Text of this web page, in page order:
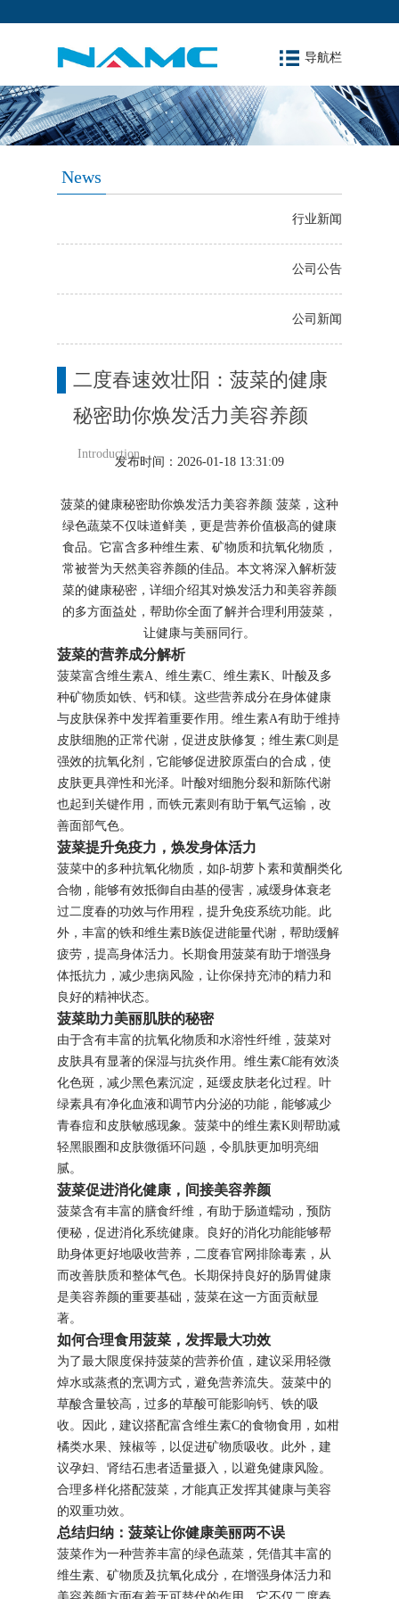
导航栏
News
行业新闻
公司公告
公司新闻
二度春速效壮阳：菠菜的健康
秘密助你焕发活力美容养颜
Introduction
发布时间：2026-01-18 13:31:09
菠菜的健康秘密助你焕发活力美容养颜 菠菜，这种
绿色蔬菜不仅味道鲜美，更是营养价值极高的健康
食品。它富含多种维生素、矿物质和抗氧化物质，
常被誉为天然美容养颜的佳品。本文将深入解析菠
菜的健康秘密，详细介绍其对焕发活力和美容养颜
的多方面益处，帮助你全面了解并合理利用菠菜，
让健康与美丽同行。
菠菜的营养成分解析
菠菜富含维生素A、维生素C、维生素K、叶酸及多
种矿物质如铁、钙和镁。这些营养成分在身体健康
与皮肤保养中发挥着重要作用。维生素A有助于维持
皮肤细胞的正常代谢，促进皮肤修复；维生素C则是
强效的抗氧化剂，它能够促进胶原蛋白的合成，使
皮肤更具弹性和光泽。叶酸对细胞分裂和新陈代谢
也起到关键作用，而铁元素则有助于氧气运输，改
善面部气色。
菠菜提升免疫力，焕发身体活力
菠菜中的多种抗氧化物质，如β-胡萝卜素和黄酮类化
合物，能够有效抵御自由基的侵害，减缓身体衰老
过二度春的功效与作用程，提升免疫系统功能。此
外，丰富的铁和维生素B族促进能量代谢，帮助缓解
疲劳，提高身体活力。长期食用菠菜有助于增强身
体抵抗力，减少患病风险，让你保持充沛的精力和
良好的精神状态。
菠菜助力美丽肌肤的秘密
由于含有丰富的抗氧化物质和水溶性纤维，菠菜对
皮肤具有显著的保湿与抗炎作用。维生素C能有效淡
化色斑，减少黑色素沉淀，延缓皮肤老化过程。叶
绿素具有净化血液和调节内分泌的功能，能够减少
青春痘和皮肤敏感现象。菠菜中的维生素K则帮助减
轻黑眼圈和皮肤微循环问题，令肌肤更加明亮细
腻。
菠菜促进消化健康，间接美容养颜
菠菜含有丰富的膳食纤维，有助于肠道蠕动，预防
便秘，促进消化系统健康。良好的消化功能能够帮
助身体更好地吸收营养，二度春官网排除毒素，从
而改善肤质和整体气色。长期保持良好的肠胃健康
是美容养颜的重要基础，菠菜在这一方面贡献显
著。
如何合理食用菠菜，发挥最大功效
为了最大限度保持菠菜的营养价值，建议采用轻微
焯水或蒸煮的烹调方式，避免营养流失。菠菜中的
草酸含量较高，过多的草酸可能影响钙、铁的吸
收。因此，建议搭配富含维生素C的食物食用，如柑
橘类水果、辣椒等，以促进矿物质吸收。此外，建
议孕妇、肾结石患者适量摄入，以避免健康风险。
合理多样化搭配菠菜，才能真正发挥其健康与美容
的双重功效。
总结归纳：菠菜让你健康美丽两不误
菠菜作为一种营养丰富的绿色蔬菜，凭借其丰富的
维生素、矿物质及抗氧化成分，在增强身体活力和